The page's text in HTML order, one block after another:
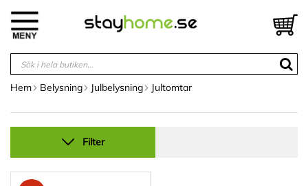
innehållet
Hem Belysning Julbelysning Jultomtar
Filter